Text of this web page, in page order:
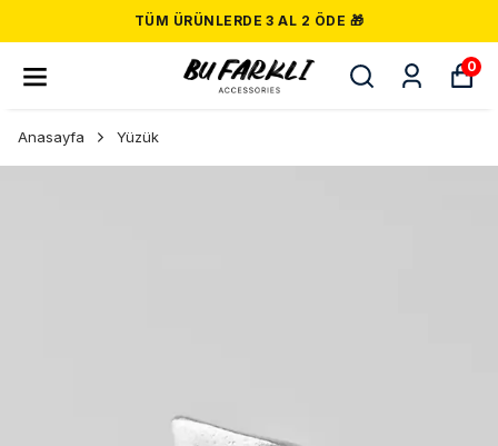
TÜM ÜRÜNLERDE 3 AL 2 ÖDE 🎁
0
Anasayfa Yüzük